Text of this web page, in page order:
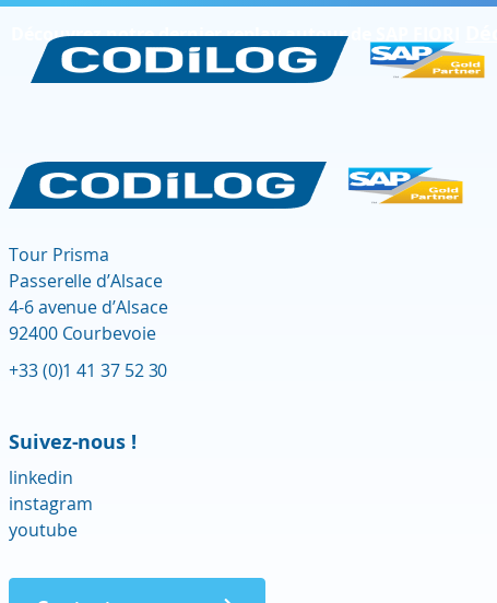
Découvrez notre dernier replay autour de SAP FIORI
Tour Prisma
Passerelle d’Alsace
4-6 avenue d’Alsace
92400 Courbevoie
+33 (0)1 41 37 52 30
Suivez-nous !
linkedin
instagram
youtube